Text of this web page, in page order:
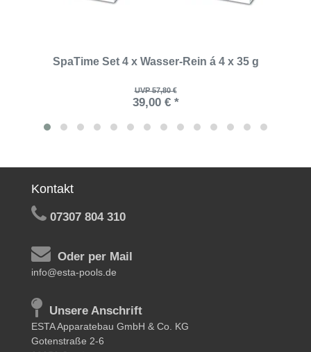
SpaTime Set 4 x Wasser-Rein á 4 x 35 g
UVP 57,80 €
39,00 € *
Kontakt
07307 804 310
Oder per Mail
info@esta-pools.de
Unsere Anschrift
ESTA Apparatebau GmbH & Co. KG
Gotenstraße 2-6